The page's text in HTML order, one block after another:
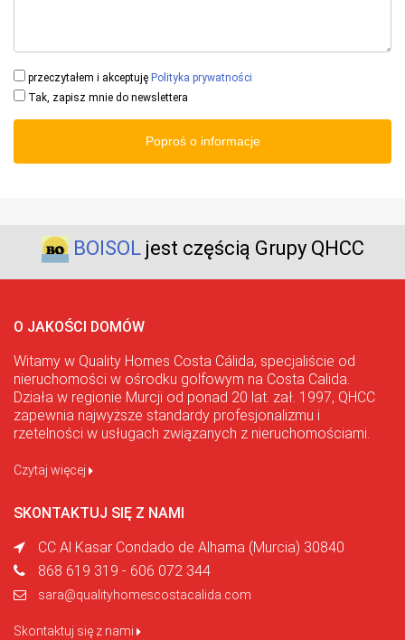
przeczytałem i akceptuję Polityka prywatności
Tak, zapisz mnie do newslettera
Poproś o informacje
BOISOLjest częścią Grupy QHCC
O JAKOŚCI DOMÓW
Witamy w Quality Homes Costa Cálida, specjaliście od
nieruchomości w ośrodku golfowym na Costa Calida.
Działa w regionie Murcji od ponad 20 lat. zał. 1997, QHCC
zapewnia najwyższe standardy profesjonalizmu i
rzetelności w usługach związanych z nieruchomościami.
Czytaj więcej
SKONTAKTUJ SIĘ Z NAMI
CC Al Kasar Condado de Alhama (Murcia) 30840
868 619 319 - 606 072 344
sara@qualityhomescostacalida.com
Skontaktuj się z nami